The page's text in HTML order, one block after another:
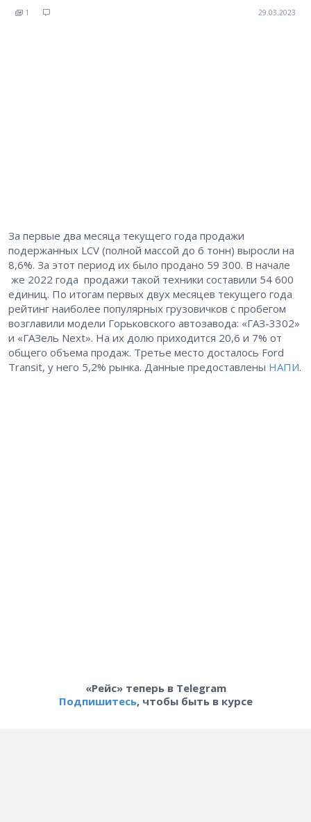
1 29.03.2023
За первые два месяца текущего года продажи
подержанных LCV (полной массой до 6 тонн) выросли на
8,6%. За этот период их было продано 59 300. В начале
же 2022 года продажи такой техники составили 54 600
единиц. По итогам первых двух месяцев текущего года
рейтинг наиболее популярных грузовичков с пробегом
возглавили модели Горьковского автозавода: «ГАЗ-3302»
и «ГАЗель Next». На их долю приходится 20,6 и 7% от
общего объема продаж. Третье место досталось Ford
Transit, у него 5,2% рынка. Данные предоставлены НАПИ.
«Рейс» теперь в Telegram
Подпишитесь, чтобы быть в курсе